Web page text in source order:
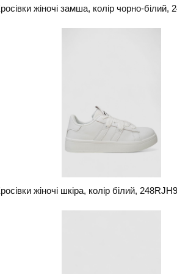
жіночі замша, колір чорно-білий,
жіночі шкіра, колір білий,